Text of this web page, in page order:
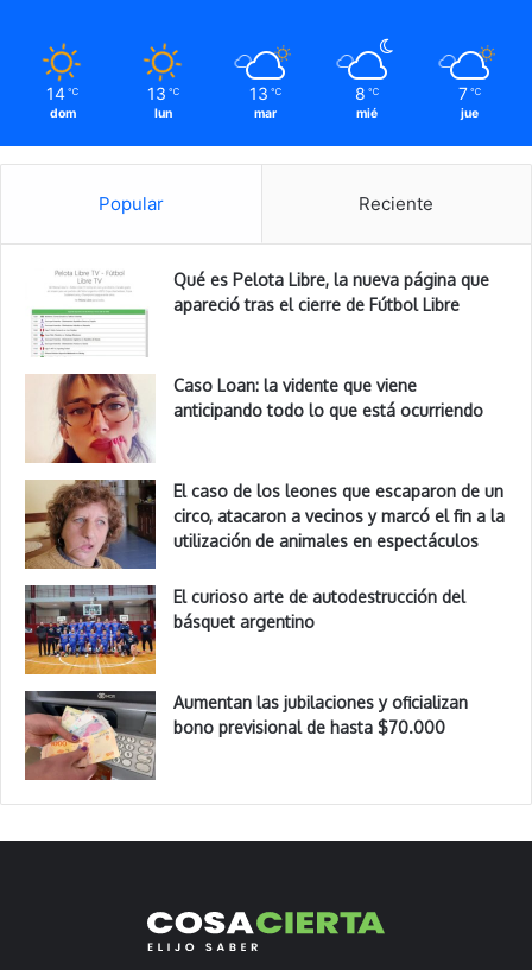
14 ℃
dom
13 ℃
lun
13 ℃
mar
8 ℃
mié
7 ℃
jue
Popular Reciente
Qué es Pelota Libre, la nueva página que
apareció tras el cierre de Fútbol Libre
Caso Loan: la vidente que viene
anticipando todo lo que está ocurriendo
El caso de los leones que escaparon de un
circo, atacaron a vecinos y marcó el fin a la
utilización de animales en espectáculos
El curioso arte de autodestrucción del
básquet argentino
Aumentan las jubilaciones y oficializan
bono previsional de hasta $70.000